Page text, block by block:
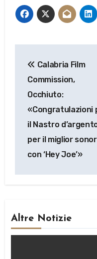
articoli
Calabria Film
Commission,
Occhiuto:
«Congratulazioni
il Nastro
per il miglior
con ‘Hey Joe’»
Altre Notizie